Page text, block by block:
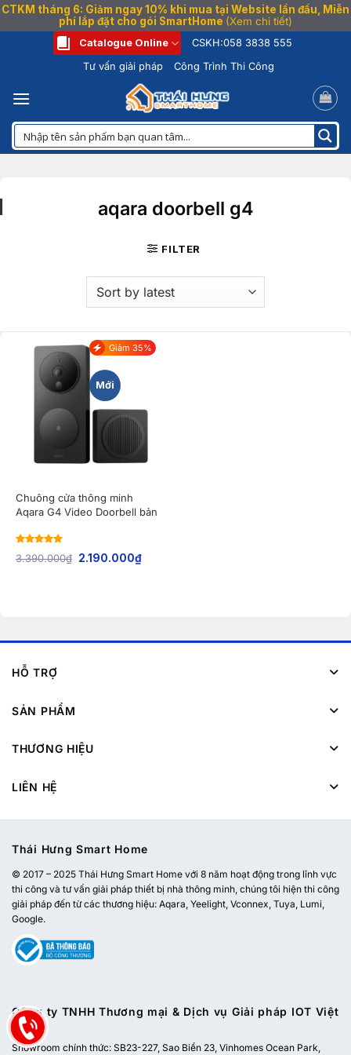
CTKM tháng 6: Giảm ngay 10% khi mua tại Website lần đầu, Miễn
phí lắp đặt cho gói SmartHome (Xem chi tiết)
dung
Catalogue Online CSKH:058 3838 555
Tư vấn giải pháp
Công Trình Thi Công
aqara doorbell g4
FILTER
Giảm 35%
Mới
Chuông cửa thông minh
Aqara G4 Video Doorbell bản
Rated5
out
of 5
3.390.000₫ 2.190.000₫
HỖ TRỢ
SẢN PHẨM
THƯƠNG HIỆU
LIÊN HỆ
Thái Hưng Smart Home
© 2017 – 2025 Thái Hưng Smart Home với 8 năm hoạt động trong lĩnh vực
thi công và tư vấn giải pháp thiết bị nhà thông minh, chúng tôi hiện thi công
giải pháp đến từ các thương hiệu: Aqara, Yeelight, Vconnex, Tuya, Lumi,
Google.
Công ty TNHH Thương mại & Dịch vụ Giải pháp IOT Việt
Nam
Showroom chính thức: SB23-227, Sao Biển 23, Vinhomes Ocean Park,